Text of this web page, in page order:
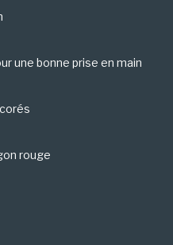
une bonne prise en main
rouge